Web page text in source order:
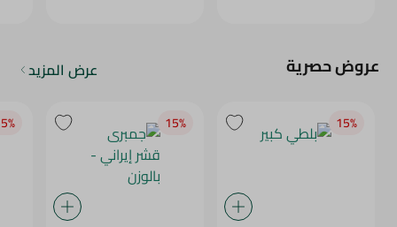
عروض حصرية عرض المزيد
15‎%‎
15‎%‎